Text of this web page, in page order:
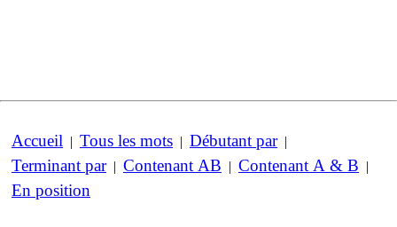
Accueil | Tous les mots | Débutant par|
Terminant par| Contenant AB | Contenant A & B |
En position